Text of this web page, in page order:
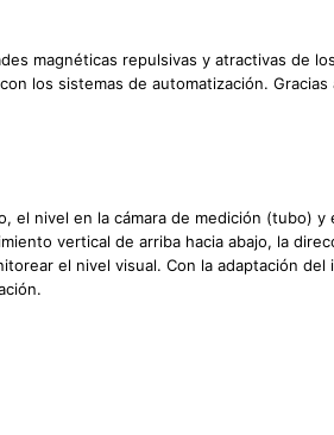
magnéticas repulsivas y atractivas de
los sistemas de automatización.
nivel en la cámara de medición (tubo)
vertical de arriba hacia abajo, la
el nivel visual. Con la adaptación